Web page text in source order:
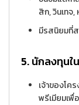
สิก, วินเทจ,
มีรสนิยมที่
5.นักลงทุนใ
เจ้าของโค
พรีเมียมเพื่